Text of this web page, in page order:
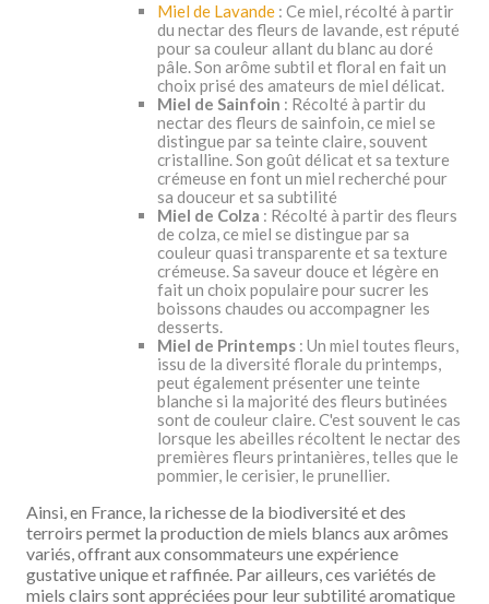
Miel de Lavande : Ce miel, récolté à partir
du nectar des fleurs de lavande, est réputé
pour sa couleur allant du blanc au doré
pâle. Son arôme subtil et floral en fait un
choix prisé des amateurs de miel délicat.
Miel de Sainfoin : Récolté à partir du
nectar des fleurs de sainfoin, ce miel se
distingue par sa teinte claire, souvent
cristalline. Son goût délicat et sa texture
crémeuse en font un miel recherché pour
sa douceur et sa subtilité
Miel de Colza : Récolté à partir des fleurs
de colza, ce miel se distingue par sa
couleur quasi transparente et sa texture
crémeuse. Sa saveur douce et légère en
fait un choix populaire pour sucrer les
boissons chaudes ou accompagner les
desserts.
Miel de Printemps : Un miel toutes fleurs,
issu de la diversité florale du printemps,
peut également présenter une teinte
blanche si la majorité des fleurs butinées
sont de couleur claire. C'est souvent le cas
lorsque les abeilles récoltent le nectar des
premières fleurs printanières, telles que le
pommier, le cerisier, le prunellier.
Ainsi, en France, la richesse de la biodiversité et des
terroirs permet la production de miels blancs aux arômes
variés, offrant aux consommateurs une expérience
gustative unique et raffinée. Par ailleurs, ces variétés de
miels clairs sont appréciées pour leur subtilité aromatique